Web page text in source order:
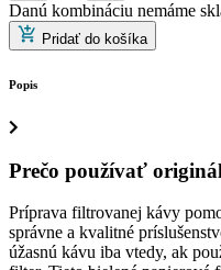
Danú kombináciu nemáme
Pridať do košíka
Popis
Prečo používať
Príprava filtrovanej kávy
správne a kvalitné
úžasnú kávu iba vtedy, ak